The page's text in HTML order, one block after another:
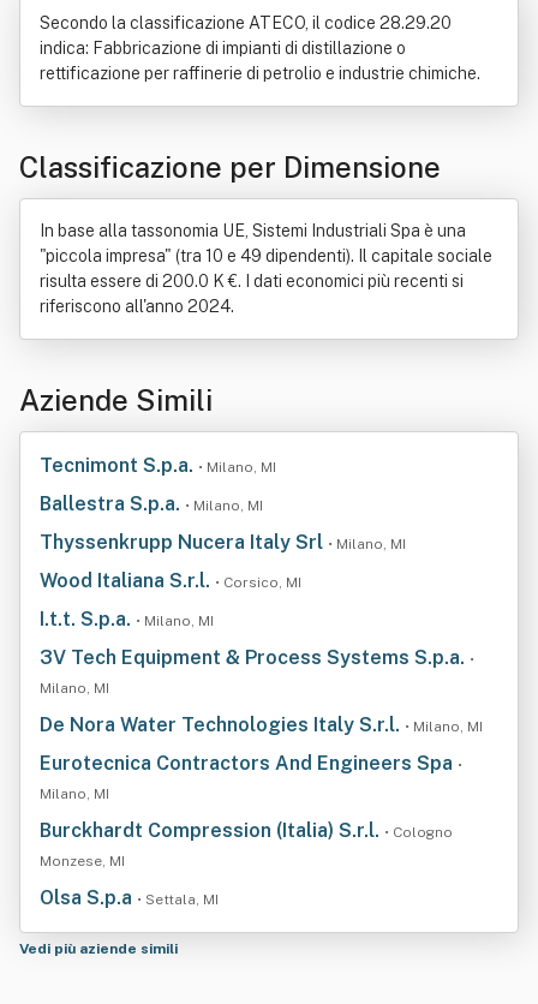
Secondo la classificazione ATECO, il codice 28.29.20
indica: Fabbricazione di impianti di distillazione o
rettificazione per raffinerie di petrolio e industrie chimiche.
Classificazione per Dimensione
In base alla tassonomia UE, Sistemi Industriali Spa è una
"piccola impresa" (tra 10 e 49 dipendenti). Il capitale sociale
risulta essere di 200.0 K €. I dati economici più recenti si
riferiscono all'anno 2024.
Aziende Simili
Tecnimont S.p.a. • Milano, MI
Ballestra S.p.a. • Milano, MI
Thyssenkrupp Nucera Italy Srl • Milano, MI
Wood Italiana S.r.l. • Corsico, MI
I.t.t. S.p.a. • Milano, MI
3V Tech Equipment & Process Systems S.p.a. •
Milano, MI
De Nora Water Technologies Italy S.r.l. • Milano, MI
Eurotecnica Contractors And Engineers Spa •
Milano, MI
Burckhardt Compression (Italia) S.r.l. • Cologno
Monzese, MI
Olsa S.p.a • Settala, MI
Vedi più aziende simili